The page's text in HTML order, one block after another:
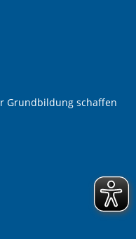
Grundbildung schaffen